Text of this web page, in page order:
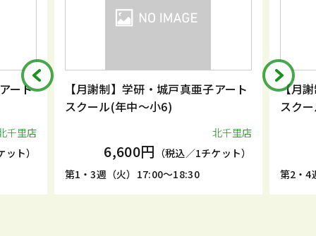
ート
千里店
ト）
【月謝制】学研・城戸真亜子アート
スクール(年中～小6)
北千里店
6,600円 （税込／1チケット）
第1・3週（火）17:00～18:30
【月
スク
第2・4